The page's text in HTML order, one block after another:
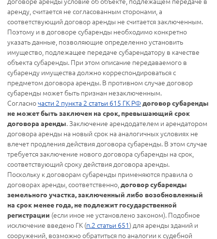
аренду, считается не согласованным сторонами, а
соответствующий договор аренды не считается заключенным.
Поэтому и в договоре субаренды необходимо конкретно
указать данные, позволяющие определенно установить
имущество, подлежащее передаче субарендатору в качестве
объекта субаренды. При этом описание передаваемого в
субаренду имущества должно корреспондироваться с
предметом договора аренды. В противном случае договор
субаренды может быть признан незаключенным.
Согласночасти 2 пункта 2 статьи 615 ГК РФдоговор субаренды
не может быть заключен на срок, превышающий срок
договора аренды. Заключение арендодателем и арендатором
договора аренды на новый срок на аналогичных условиях не
влечет продления действия договора субаренды. В этом случае
требуется заключение нового договора субаренды на срок,
соответствующий сроку действия договора аренды.
Поскольку к договорам субаренды применяются правила о
договорах аренды, соответственно,договор субаренды
земельного участка, заключенный либо возобновленный
на срок менее года, не подлежит государственной
регистрации (если иное не установлено законом). Подобное
исключение введено ГК (п.2 статьи 651) для аренды зданий и
сооружений, возможно обратиться по аналогии к судебной